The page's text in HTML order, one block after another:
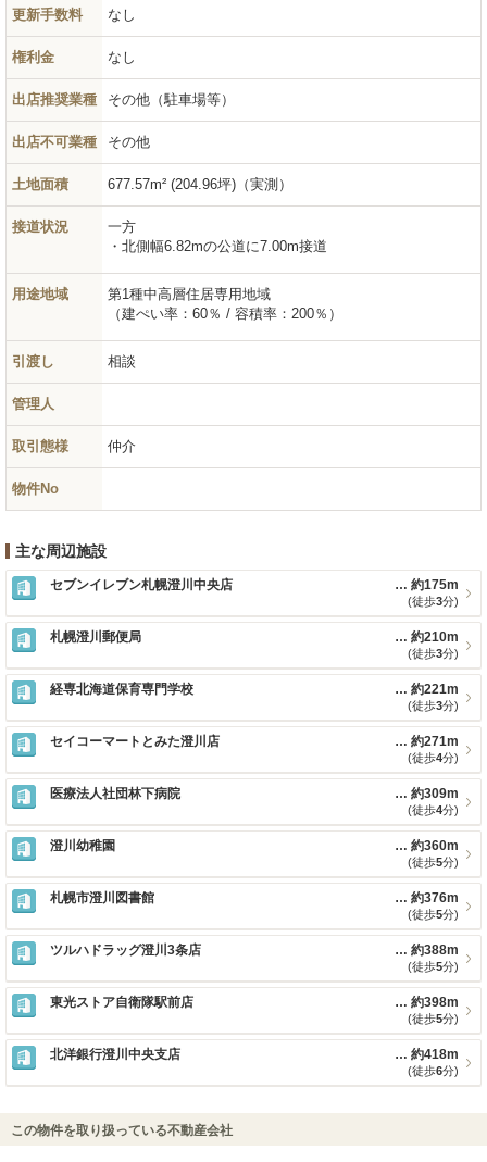
更新手数料 なし
権利金 なし
出店推奨業種 その他（駐車場等）
出店不可業種 その他
土地面積 677.57m² (204.96坪) （実測）
接道状況
一方
北側幅6.82mの公道に7.00m接道
用途地域
第1種中高層住居専用地域
（建ぺい率：60％ / 容積率：200％）
引渡し 相談
管理人
取引態様 仲介
物件No
主な周辺施設
セブンイレブン札幌澄川中央店 約175m
(徒歩3分)
札幌澄川郵便局 約210m
(徒歩3分)
経専北海道保育専門学校 約221m
(徒歩3分)
セイコーマートとみた澄川店 約271m
(徒歩4分)
医療法人社団林下病院 約309m
(徒歩4分)
澄川幼稚園 約360m
(徒歩5分)
札幌市澄川図書館 約376m
(徒歩5分)
ツルハドラッグ澄川3条店 約388m
(徒歩5分)
東光ストア自衛隊駅前店 約398m
(徒歩5分)
北洋銀行澄川中央支店 約418m
(徒歩6分)
この物件を取り扱っている不動産会社